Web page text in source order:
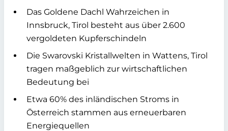
Das Goldene Dachl Wahrzeichen in
Innsbruck, Tirol besteht aus über 2.600
vergoldeten Kupferschindeln
Die Swarovski Kristallwelten in Wattens, Tirol
tragen maßgeblich zur wirtschaftlichen
Bedeutung bei
Etwa 60% des inländischen Stroms in
Österreich stammen aus erneuerbaren
Energiequellen